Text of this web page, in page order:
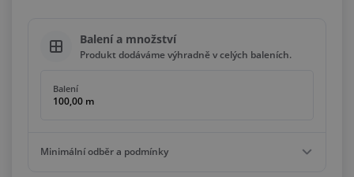
Balení a množství
Produkt dodáváme výhradně v celých baleních.
Balení
100,00 m
Minimální odběr a podmínky